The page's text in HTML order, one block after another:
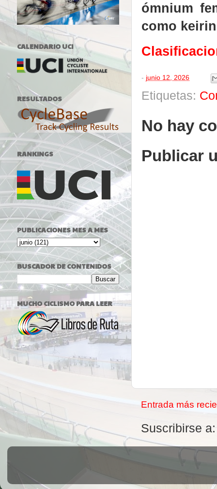
ómnium
como
- junio 12, 2026
Etiquetas:
No hay
Publicar
Entrada más
Suscribirse
CALENDARIO UCI
RESULTADOS
RANKINGS
PUBLICACIONES MES A MES
BUSCADOR DE CONTENIDOS
MUCHO CICLISMO PARA LEER